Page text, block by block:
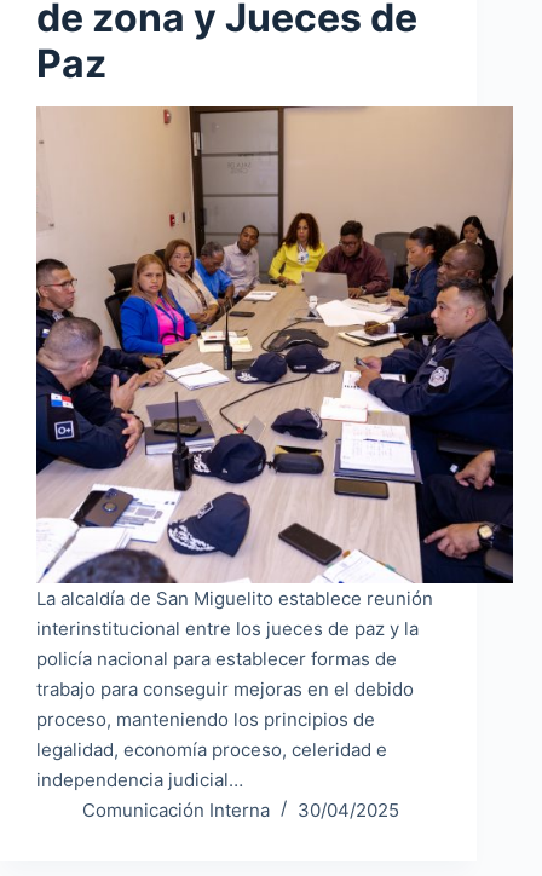
de zona y Jueces de
Paz
La alcaldía de San Miguelito establece reunión
interinstitucional entre los jueces de paz y la
policía nacional para establecer formas de
trabajo para conseguir mejoras en el debido
proceso, manteniendo los principios de
legalidad, economía proceso, celeridad e
independencia judicial…
Comunicación Interna
30/04/2025